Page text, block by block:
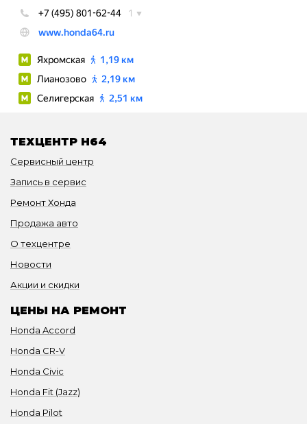
ТЕХЦЕНТР H64
Сервисный центр
Запись в сервис
Ремонт Хонда
Продажа авто
О техцентре
Новости
Акции и скидки
ЦЕНЫ НА РЕМОНТ
Honda Accord
Honda CR-V
Honda Civic
Honda Fit (Jazz)
Honda Pilot